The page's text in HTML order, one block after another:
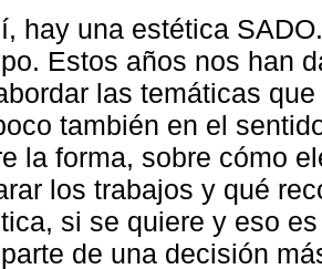
hay una estética
Estos años nos han
las temáticas
también en el
la forma, sobre cómo
los trabajos y qué
si se quiere y eso
de una decisión